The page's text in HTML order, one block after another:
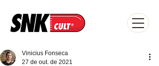
Vinicius Fonseca
27 de out. de 2021